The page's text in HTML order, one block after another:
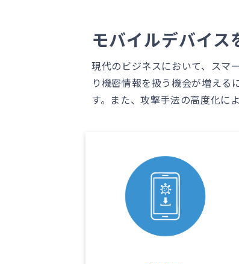
モバイルデバイス
現代のビジネスにおいて、スマ
り機密情報を扱う機会が増える
す。また、攻撃手法の高度化に